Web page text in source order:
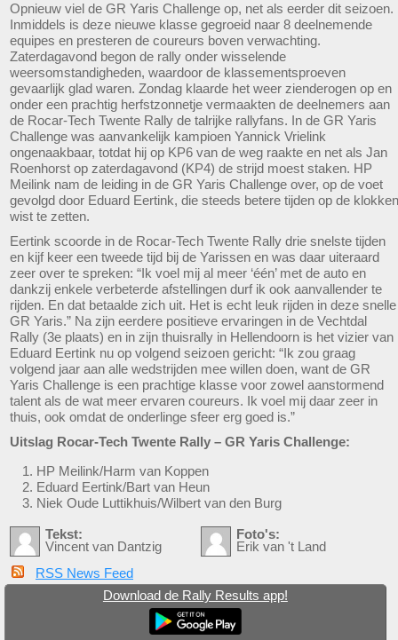
Opnieuw viel de GR Yaris Challenge op, net als eerder dit seizoen.
Inmiddels is deze nieuwe klasse gegroeid naar 8 deelnemende
equipes en presteren de coureurs boven verwachting.
Zaterdagavond begon de rally onder wisselende
weersomstandigheden, waardoor de klassementsproeven
gevaarlijk glad waren. Zondag klaarde het weer zienderogen op en
onder een prachtig herfstzonnetje vermaakten de deelnemers aan
de Rocar-Tech Twente Rally de talrijke rallyfans. In de GR Yaris
Challenge was aanvankelijk kampioen Yannick Vrielink
ongenaakbaar, totdat hij op KP6 van de weg raakte en net als Jan
Roenhorst op zaterdagavond (KP4) de strijd moest staken. HP
Meilink nam de leiding in de GR Yaris Challenge over, op de voet
gevolgd door Eduard Eertink, die steeds betere tijden op de klokken
wist te zetten.
Eertink scoorde in de Rocar-Tech Twente Rally drie snelste tijden
en kijf keer een tweede tijd bij de Yarissen en was daar uiteraard
zeer over te spreken: “Ik voel mij al meer ‘één’ met de auto en
dankzij enkele verbeterde afstellingen durf ik ook aanvallender te
rijden. En dat betaalde zich uit. Het is echt leuk rijden in deze snelle
GR Yaris.” Na zijn eerdere positieve ervaringen in de Vechtdal
Rally (3e plaats) en in zijn thuisrally in Hellendoorn is het vizier van
Eduard Eertink nu op volgend seizoen gericht: “Ik zou graag
volgend jaar aan alle wedstrijden mee willen doen, want de GR
Yaris Challenge is een prachtige klasse voor zowel aanstormend
talent als de wat meer ervaren coureurs. Ik voel mij daar zeer in
thuis, ook omdat de onderlinge sfeer erg goed is.”
Uitslag Rocar-Tech Twente Rally – GR Yaris Challenge:
HP Meilink/Harm van Koppen
Eduard Eertink/Bart van Heun
Niek Oude Luttikhuis/Wilbert van den Burg
Tekst:
Vincent van Dantzig
Foto's:
Erik van 't Land
RSS News Feed
Download de Rally Results app!